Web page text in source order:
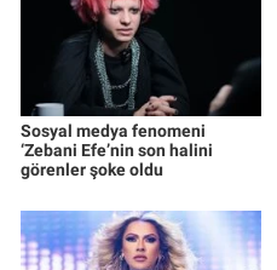
Sosyal medya fenomeni
‘Zebani Efe’nin son halini
görenler şoke oldu